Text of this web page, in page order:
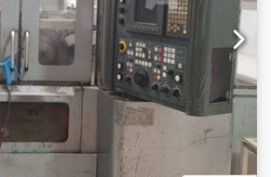
# Axis Stroke: X - Left
- 550 mm ; Z - 155 ; α 180˚ #
; Y - 120 ; Z - 35 mm ; α
of load / unload grippers (air
- Ø90; jaw stroke 30
128 kgf / inside 138 kgf Main
# Spindle size : Standard (6
# Maximum speed: Left &